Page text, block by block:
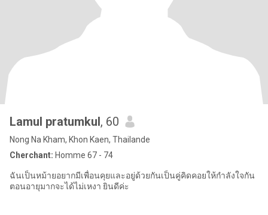
Lamul pratumkul, 60
Nong Na Kham, Khon Kaen, Thailande
Cherchant: Homme 67 - 74
ฉันเป็นหม้ายอยากมีเพื่อนคุยและอยู่ด้วยกันเป็นคู่คิดคอยให้กำลังใจกัน
ตอนอายุมากจะได้ไม่เหงา ยินดีค่ะ